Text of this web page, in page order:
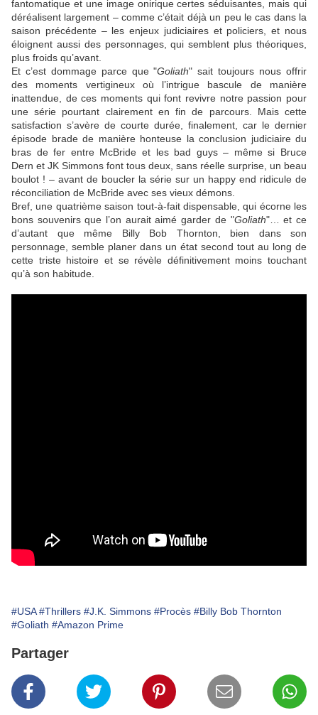
fantomatique et une image onirique certes séduisantes, mais qui
déréalisent largement – comme c’était déjà un peu le cas dans la
saison précédente – les enjeux judiciaires et policiers, et nous
éloignent aussi des personnages, qui semblent plus théoriques,
plus froids qu’avant.
Et c’est dommage parce que "Goliath" sait toujours nous offrir
des moments vertigineux où l’intrigue bascule de manière
inattendue, de ces moments qui font revivre notre passion pour
une série pourtant clairement en fin de parcours. Mais cette
satisfaction s’avère de courte durée, finalement, car le dernier
épisode brade de manière honteuse la conclusion judiciaire du
bras de fer entre McBride et les bad guys – même si Bruce
Dern et JK Simmons font tous deux, sans réelle surprise, un beau
boulot ! – avant de boucler la série sur un happy end ridicule de
réconciliation de McBride avec ses vieux démons.
Bref, une quatrième saison tout-à-fait dispensable, qui écorne les
bons souvenirs que l’on aurait aimé garder de "Goliath"… et ce
d’autant que même Billy Bob Thornton , bien dans son
personnage, semble planer dans un état second tout au long de
cette triste histoire et se révèle définitivement moins touchant
qu’à son habitude.
#USA #Thrillers #J.K. Simmons #Procès #Billy Bob Thornton
#Goliath #Amazon Prime
Partager